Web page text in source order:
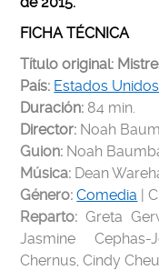
FICHA TÉCNICA
Título original:
País: Estados Unidos
Duración: 84 min.
Director: Noah
Guion: Noah
Música: Dean
Género:Comedia |
Reparto: Greta
Jasmine
Chernus, Cindy